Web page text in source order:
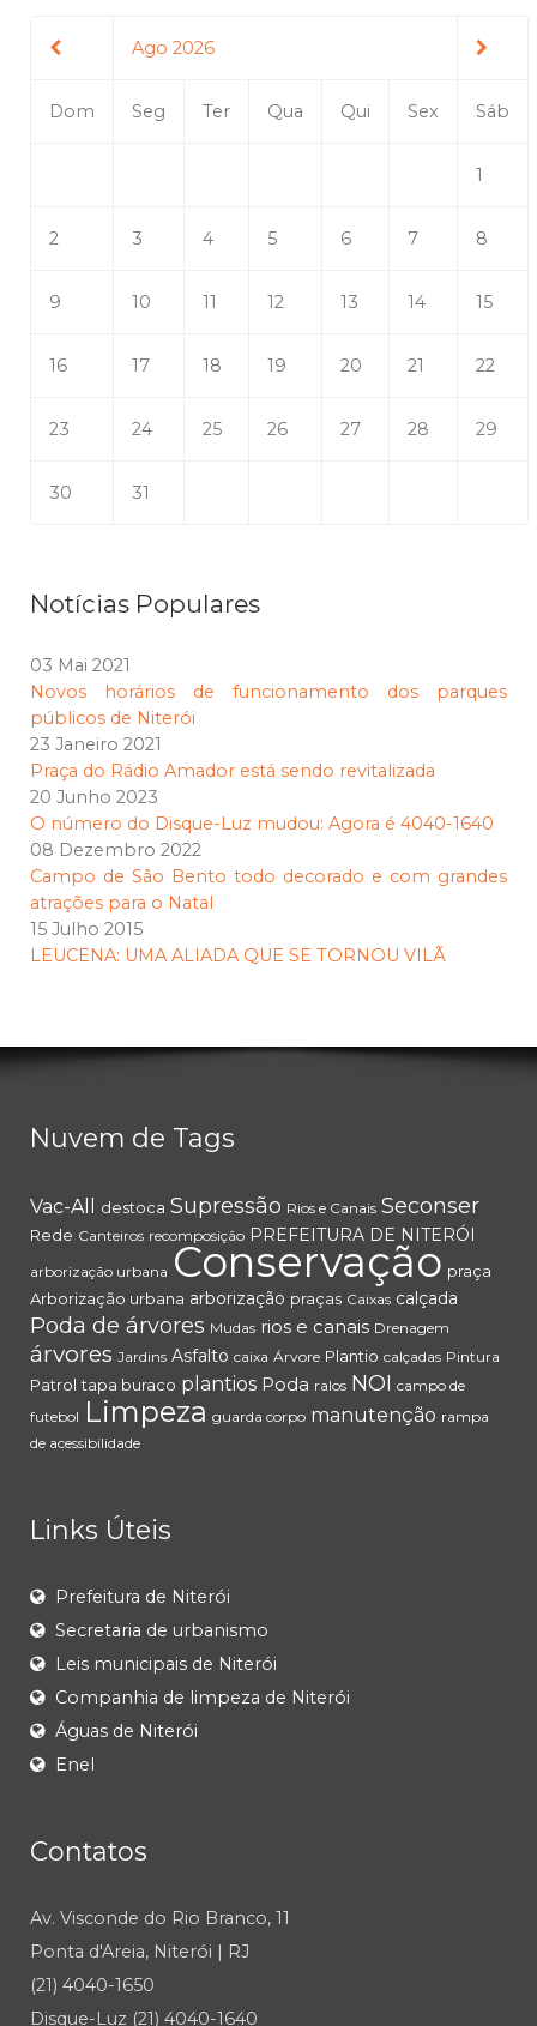
Ago 2026
Dom Seg Ter Qua Qui Sex Sáb
1
2 3 4 5 6 7 8
9 10 11 12 13 14 15
16 17 18 19 20 21 22
23 24 25 26 27 28 29
30 31
Notícias Populares
03 Mai 2021
Novos horários de funcionamento dos parques
públicos de Niterói
23 Janeiro 2021
Praça do Rádio Amador está sendo revitalizada
20 Junho 2023
O número do Disque-Luz mudou: Agora é 4040-1640
08 Dezembro 2022
Campo de São Bento todo decorado e com grandes
atrações para o Natal
15 Julho 2015
LEUCENA: UMA ALIADA QUE SE TORNOU VILÃ
Nuvem de Tags
Vac-All destoca Supressão Rios e Canais Seconser
Rede Canteiros recomposição PREFEITURA DE NITERÓI
arborização urbana Conservação praça
Arborização urbana arborização praças Caixas calçada
Poda de árvores Mudas rios e canais Drenagem
árvores Jardins Asfalto caixa Árvore Plantio calçadas Pintura
Patrol tapa buraco plantios Poda ralos NOI campo de
futebol Limpeza guarda corpo manutenção rampa
de acessibilidade
Links Úteis
Prefeitura de Niterói
Secretaria de urbanismo
Leis municipais de Niterói
Companhia de limpeza de Niterói
Águas de Niterói
Enel
Contatos
Av. Visconde do Rio Branco, 11
Ponta d'Areia, Niterói | RJ
(21) 4040-1650
Disque-Luz (21) 4040-1640